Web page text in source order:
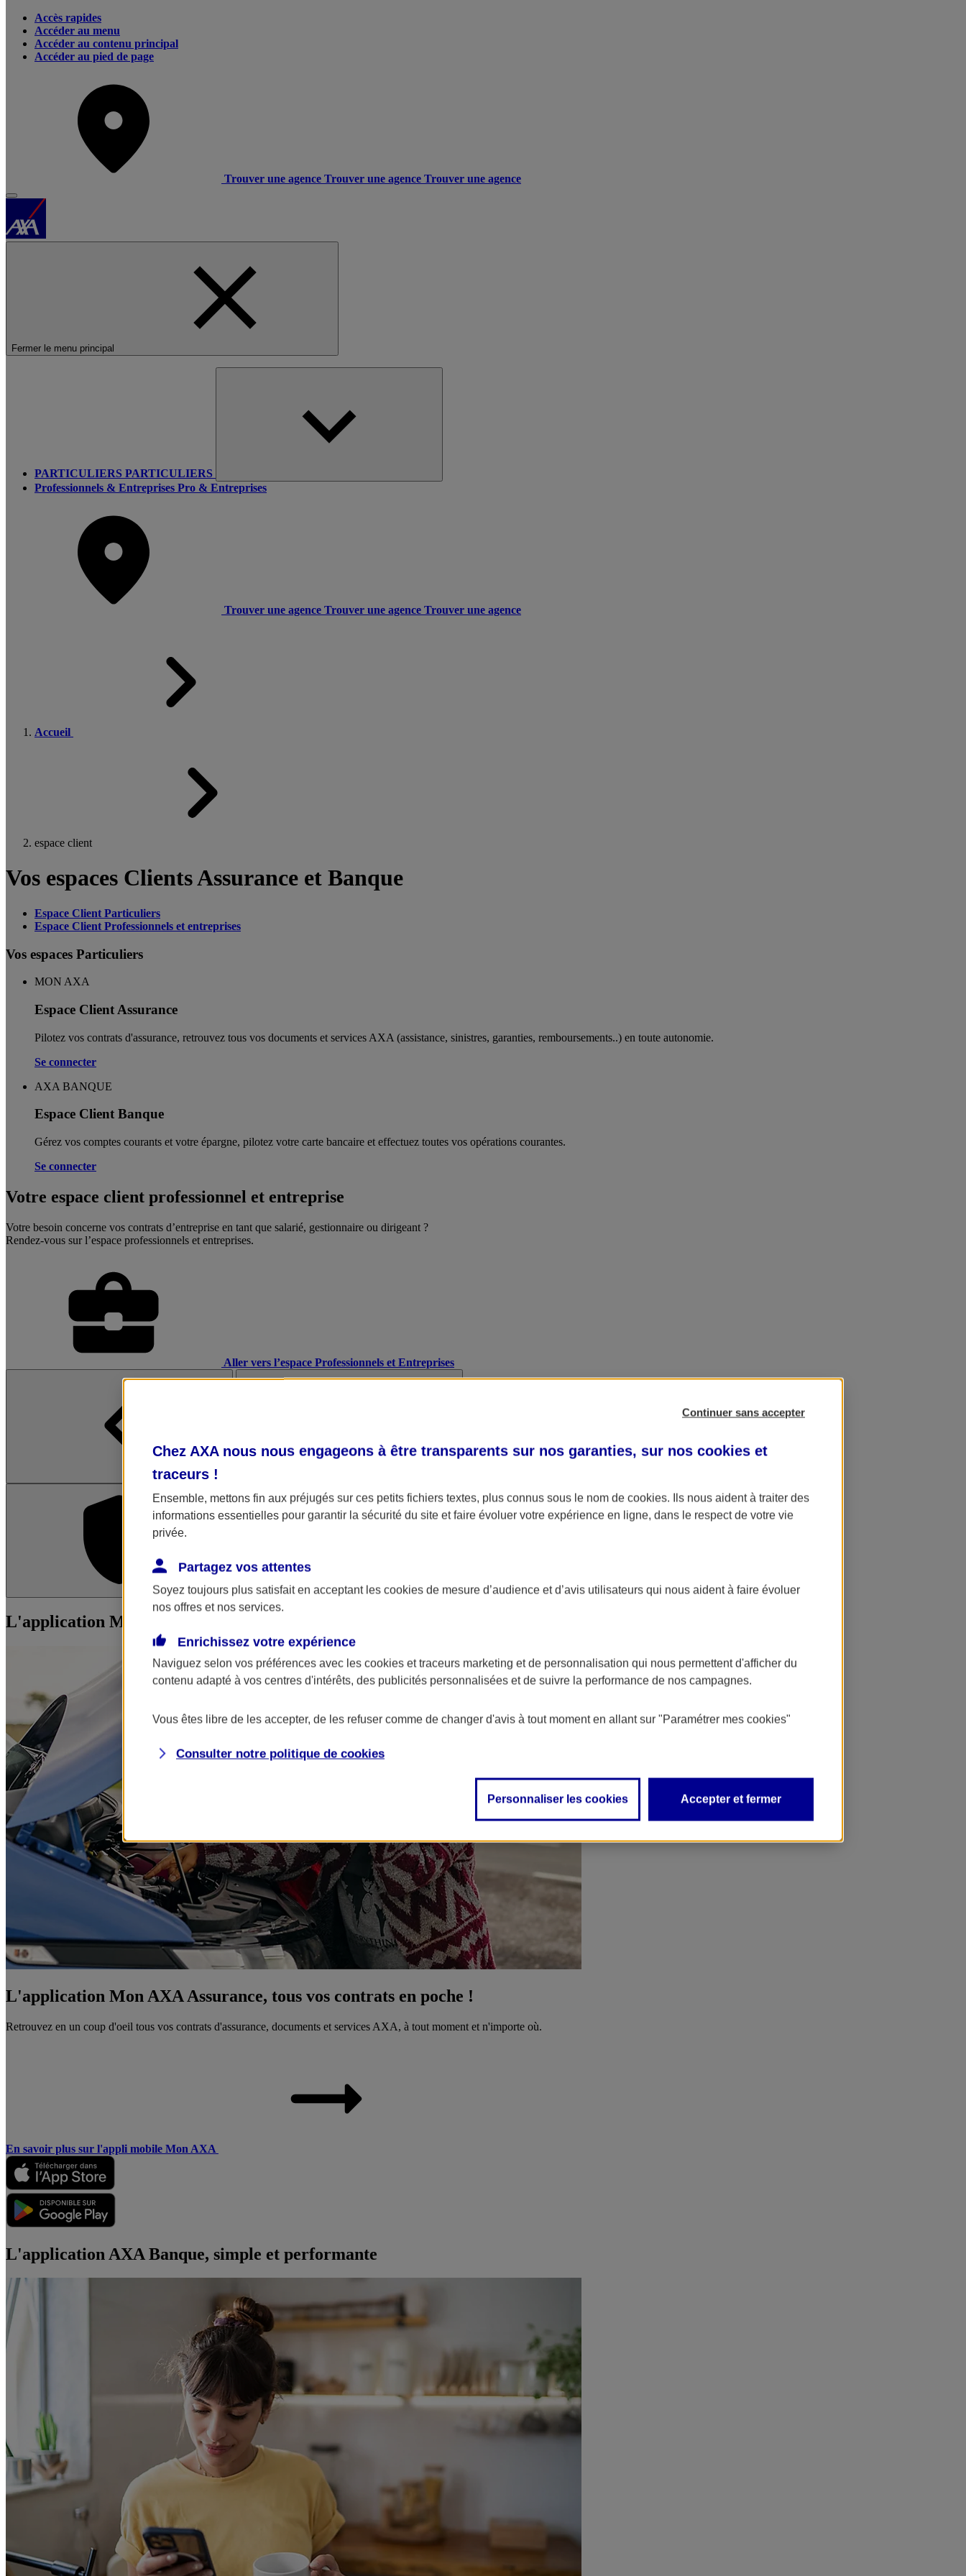
Accès rapides
Accéder au menu
Accéder au contenu principal
Accéder au pied de page
Trouver une agence Trouver une agence Trouver une agence
Fermer le menu principal
PARTICULIERS PARTICULIERS
Professionnels & Entreprises Pro & Entreprises
Trouver une agence Trouver une agence Trouver une agence
Accueil
espace client
Vos espaces Clients Assurance et Banque
Espace Client Particuliers
Espace Client Professionnels et entreprises
Vos espaces Particuliers
MON AXA
Espace Client Assurance
Pilotez vos contrats d'assurance, retrouvez tous vos documents et services AXA (assistance, sinistres, garanties, remboursements..) en toute autonomie. ​
Se connecter
AXA BANQUE
Espace Client Banque
Gérez vos comptes courants et votre épargne, pilotez votre carte bancaire et effectuez toutes vos opérations courantes.
Se connecter
Votre espace client professionnel et entreprise
Votre besoin concerne vos contrats d’entreprise en tant que salarié, gestionnaire ou dirigeant ?
Rendez-vous sur l’espace professionnels et entreprises.
Aller vers l’espace Professionnels et Entreprises
L'application Mon AXA Assurance L'application AXA Banque
L'application Mon AXA Assurance, tous vos contrats en poche !
L'application Mon AXA Assurance, tous vos contrats en poche !
Retrouvez en un coup d'oeil tous vos contrats d'assurance, documents et services AXA, à tout moment et n'importe où.
En savoir plus sur l'appli mobile Mon AXA
L'application AXA Banque, simple et performante
Continuer sans accepter
Chez AXA nous nous engageons à être transparents sur nos garanties, sur nos cookies et
traceurs !
Ensemble, mettons fin aux préjugés sur ces petits fichiers textes, plus connus sous le nom de cookies. Ils nous aident à traiter des
informations essentielles pour garantir la sécurité du site et faire évoluer votre expérience en ligne, dans le respect de votre vie
privée.
Partagez vos attentes
Soyez toujours plus satisfait en acceptant les cookies de mesure d’audience et d’avis utilisateurs qui nous aident à faire évoluer
nos offres et nos services.
Enrichissez votre expérience
Naviguez selon vos préférences avec les cookies et traceurs marketing et de personnalisation qui nous permettent d'afficher du
contenu adapté à vos centres d'intérêts, des publicités personnalisées et de suivre la performance de nos campagnes.
Vous êtes libre de les accepter, de les refuser comme de changer d'avis à tout moment en allant sur "Paramétrer mes cookies"
Consulter notre politique de cookies
Personnaliser les cookies Accepter et fermer